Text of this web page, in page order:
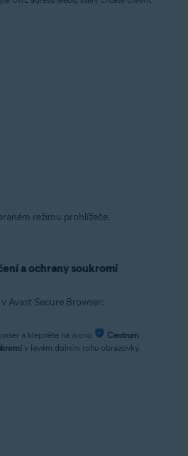
režimu prohlížeče.
a ochrany soukromí
Avast Secure Browser:
a klepněte na ikonu
Centrum
v levém dolním rohu obrazovky.